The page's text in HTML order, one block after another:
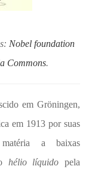
Nobel foundation
Commons.
em Gröningen,
em 1913 por suas
matéria a baixas
hélio líquido pela